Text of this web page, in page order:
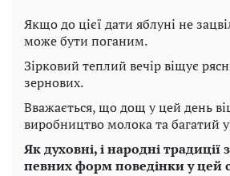
Якщо до цієї дати яблуні не
може бути поганим.
Зірковий теплий вечір віщує
зернових.
Вважається, що дощ у цей день
виробництво молока та багатий
Як духовні, і народні традиції
певних форм поведінки у цей